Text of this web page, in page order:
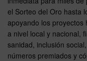
el Sorteo del Oro hasta
apoyando los proyectos
a nivel local y nacional,
sanidad, inclusión
números premiados y